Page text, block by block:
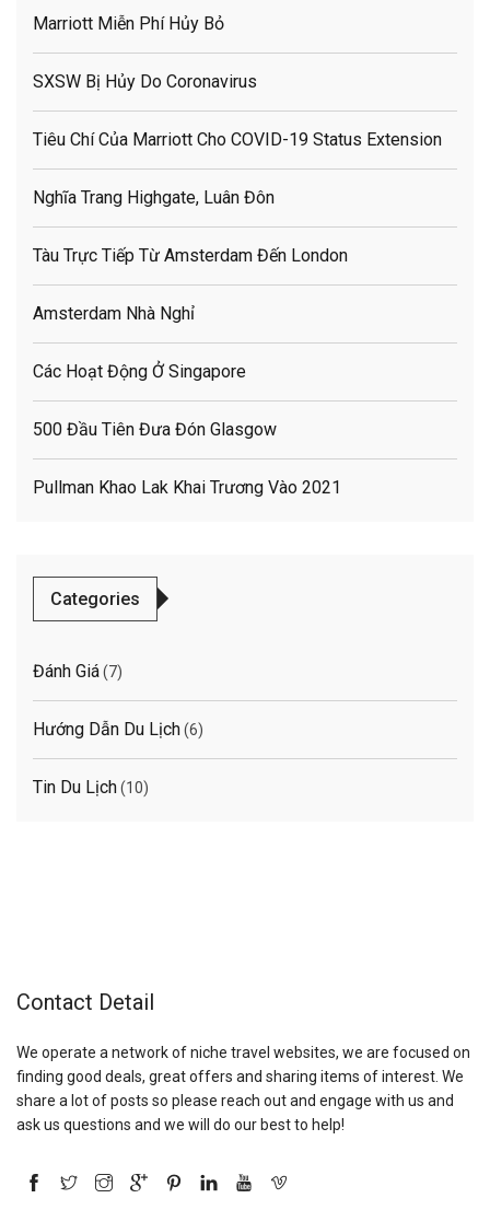
Marriott Miễn Phí Hủy Bỏ
SXSW Bị Hủy Do Coronavirus
Tiêu Chí Của Marriott Cho COVID-19 Status Extension
Nghĩa Trang Highgate, Luân Đôn
Tàu Trực Tiếp Từ Amsterdam Đến London
Amsterdam Nhà Nghỉ
Các Hoạt Động Ở Singapore
500 Đầu Tiên Đưa Đón Glasgow
Pullman Khao Lak Khai Trương Vào 2021
Categories
Đánh Giá(7)
Hướng Dẫn Du Lịch(6)
Tin Du Lịch(10)
Contact Detail
We operate a network of niche travel websites, we are focused on
finding good deals, great offers and sharing items of interest. We
share a lot of posts so please reach out and engage with us and
ask us questions and we will do our best to help!